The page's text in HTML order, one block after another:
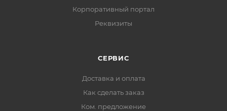
Корпоративный портал
Реквизиты
СЕРВИС
Доставка и оплата
Как сделать заказ
Ком. предложение